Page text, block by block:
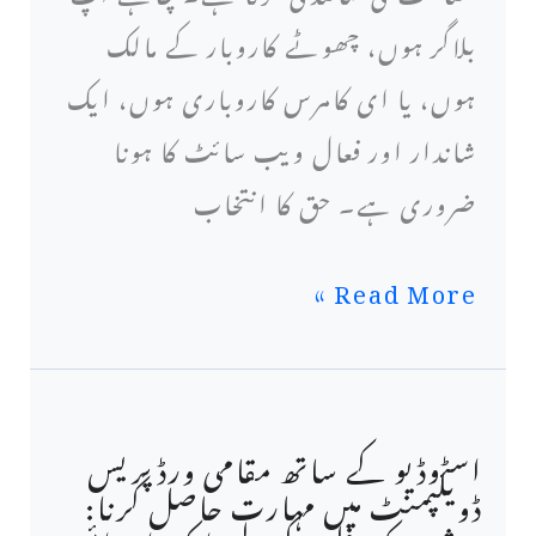
بلاگر ہوں، چھوٹے کاروبار کے مالک
ہوں، یا ای کامرس کاروباری ہوں، ایک
شاندار اور فعال ویب سائٹ کا ہونا
ضروری ہے۔ حق کا انتخاب
لیے
بہترین
انتخاب
کیوں
Read More »
اسٹوڈیو کے ساتھ مقامی ورڈپریس
ڈویلپمنٹ میں مہارت حاصل کرنا:
اسٹوڈیو
کے